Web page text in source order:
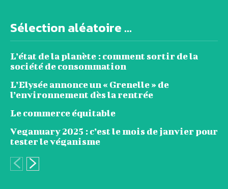
Sélection aléatoire ...
L’état de la planète : comment sortir de la
société de consommation
L’Elysée annonce un « Grenelle » de
l’environnement dès la rentrée
Le commerce équitable
Veganuary 2025 : c’est le mois de janvier pour
tester le véganisme